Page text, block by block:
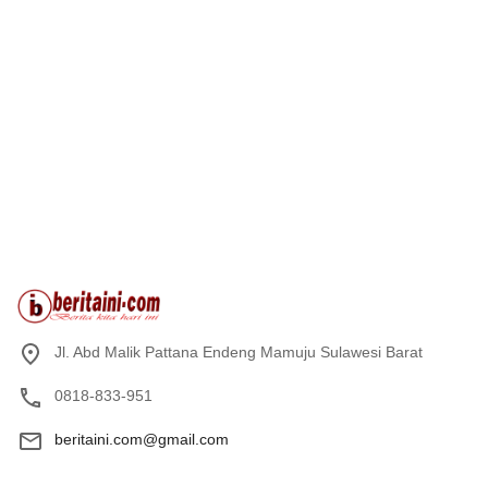
Jl. Abd Malik Pattana Endeng Mamuju Sulawesi Barat
0818-833-951
beritaini.com@gmail.com